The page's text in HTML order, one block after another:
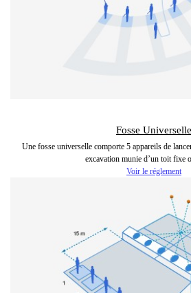
Fosse Universelle
Une fosse universelle comporte 5 appareils de
excavation munie d’un toit fixe
Voir le réglement